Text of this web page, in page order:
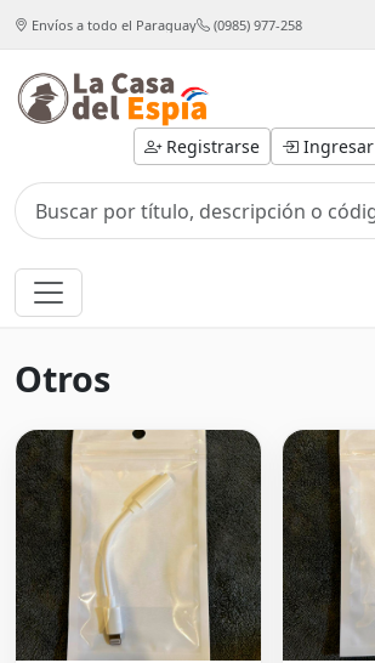
Envíos a todo el Paraguay (0985) 977-258
Registrarse Ingresar
Otros